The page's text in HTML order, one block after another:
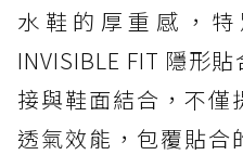
水鞋的厚重感，特
INVISIBLE FIT 隱形
接與鞋面結合，不僅
透氣效能，包覆貼合